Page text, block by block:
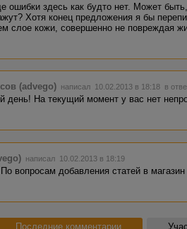
ошибки здесь как будто нет. Может
Хотя конец предложения я бы
слое кожи, совершенно не повреждая
(advego) написал 10.02.2013 в 18:18 в
день! На текущий момент у вас нет
написал 10.02.2013 в 18:19
вопросам добавления статей в
Последние комментарии